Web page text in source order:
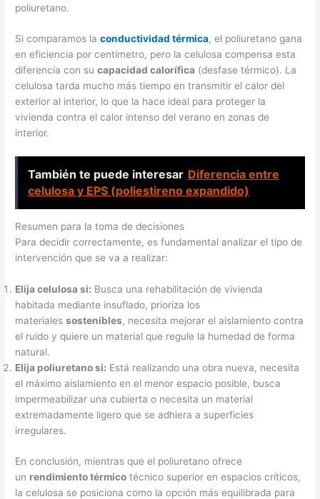
poliuretano.
Si comparamos laconductividad térmica, el poliuretano gana
en eficiencia por centímetro, pero la celulosa compensa esta
diferencia con sucapacidad calorífica (desfase térmico). La
celulosa tarda mucho más tiempo en transmitir el calor del
exterior al interior, lo que la hace ideal para proteger la
vivienda contra el calor intenso del verano en zonas de
interior.
También te puede interesar Diferencia entre
celulosa y EPS (poliestireno expandido)
Resumen para la toma de decisiones
Para decidir correctamente, es fundamental analizar el tipo de
intervención que se va a realizar:
Elija celulosa si: Busca una rehabilitación de vivienda
habitada mediante insuflado, prioriza los
materialessostenibles, necesita mejorar el aislamiento contra
el ruido y quiere un material que regule la humedad de forma
natural.
Elija poliuretano si: Está realizando una obra nueva, necesita
el máximo aislamiento en el menor espacio posible, busca
impermeabilizar una cubierta o necesita un material
extremadamente ligero que se adhiera a superficies
irregulares.
En conclusión, mientras que el poliuretano ofrece
un rendimiento térmico técnico superior en espacios críticos,
la celulosa se posiciona como la opción más equilibrada para